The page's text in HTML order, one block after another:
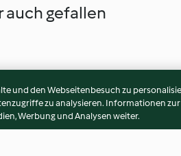
auch gefallen
und den Webseitenbesuch zu
zu analysieren. Informationen
Werbung und Analysen weiter.